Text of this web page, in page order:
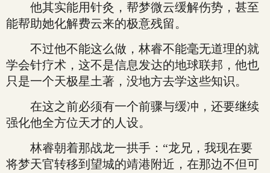
他其实能用针灸，帮梦微云缓解伤势，甚至
能帮助她化解费云来的极意残留。
不过他不能这么做，林睿不能毫无道理的就
学会针疗术，这不是信息发达的地球联邦，他也
只是一个天极星土著，没地方去学这些知识。
在这之前必须有一个前骤与缓冲，还要继续
强化他全方位天才的人设。
林睿朝着那战龙一拱手：“龙兄，我现在要
将梦天官转移到望城的靖港附近，在那边不但可